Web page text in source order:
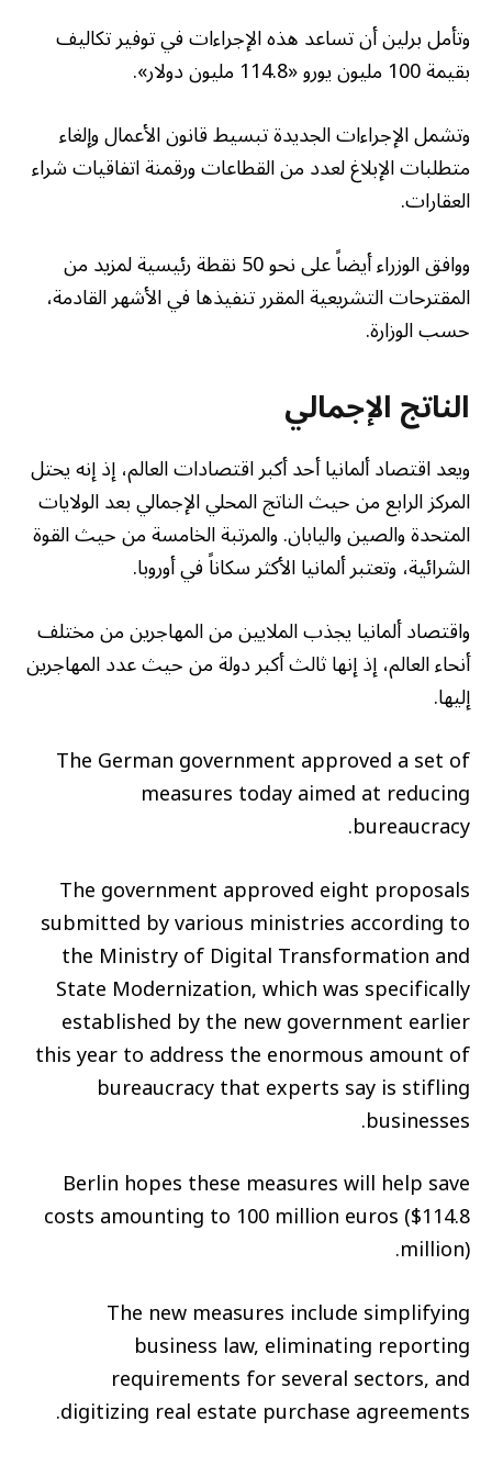
وتأمل برلين أن تساعد هذه الإجراءات في توفير تكاليف
بقيمة 100 مليون يورو «114.8 مليون دولار».
وتشمل الإجراءات الجديدة تبسيط قانون الأعمال وإلغاء
متطلبات الإبلاغ لعدد من القطاعات ورقمنة اتفاقيات شراء
العقارات.
ووافق الوزراء أيضاً على نحو 50 نقطة رئيسية لمزيد من
المقترحات التشريعية المقرر تنفيذها في الأشهر القادمة،
حسب الوزارة.
الناتج الإجمالي
ويعد اقتصاد ألمانيا أحد أكبر اقتصادات العالم، إذ إنه يحتل
المركز الرابع من حيث الناتج المحلي الإجمالي بعد الولايات
المتحدة والصين واليابان. والمرتبة الخامسة من حيث القوة
الشرائية، وتعتبر ألمانيا الأكثر سكاناً في أوروبا.
واقتصاد ألمانيا يجذب الملايين من المهاجرين من مختلف
أنحاء العالم، إذ إنها ثالث أكبر دولة من حيث عدد المهاجرين
إليها.
The German government approved a set of
measures today aimed at reducing
bureaucracy.
The government approved eight proposals
submitted by various ministries according to
the Ministry of Digital Transformation and
State Modernization, which was specifically
established by the new government earlier
this year to address the enormous amount of
bureaucracy that experts say is stifling
businesses.
Berlin hopes these measures will help save
costs amounting to 100 million euros ($114.8
million).
The new measures include simplifying
business law, eliminating reporting
requirements for several sectors, and
digitizing real estate purchase agreements.